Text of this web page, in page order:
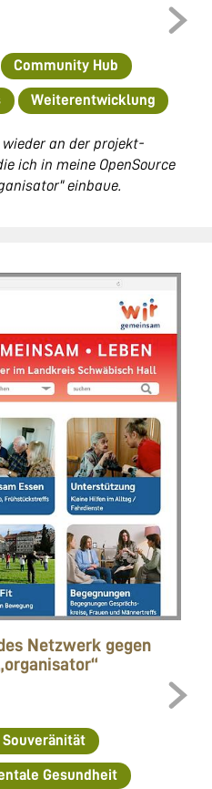
Community Hub
Weiterentwicklung
an der projekt-
ich in meine OpenSource
einbaue.
Netzwerk gegen
Gesundheit